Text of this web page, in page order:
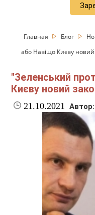
Главная Блог
або Навіщо Києву
"Зеленський
Києву новий
21.10.2021 Автор: